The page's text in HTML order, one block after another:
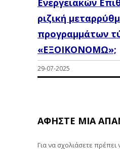
ριζική
προγραμμάτων
«ΕΞΟΙΚΟΝΟΜΩ»;
29-07-2025
ΑΦΉΣΤΕ ΜΙΑ
Για να σχολιάσετε πρέπει